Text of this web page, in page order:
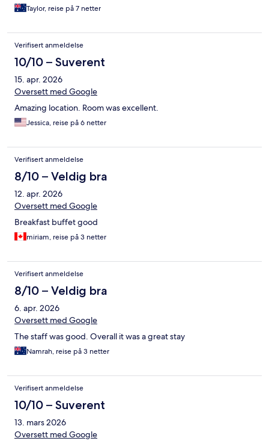
Taylor, reise på 7 netter
Verifisert anmeldelse
10/10 – Suverent
15. apr. 2026
Oversett med Google
Amazing location. Room was excellent.
Jessica, reise på 6 netter
Verifisert anmeldelse
8/10 – Veldig bra
12. apr. 2026
Oversett med Google
Breakfast buffet good
miriam, reise på 3 netter
Verifisert anmeldelse
8/10 – Veldig bra
6. apr. 2026
Oversett med Google
The staff was good. Overall it was a great stay
Namrah, reise på 3 netter
Verifisert anmeldelse
10/10 – Suverent
13. mars 2026
Oversett med Google